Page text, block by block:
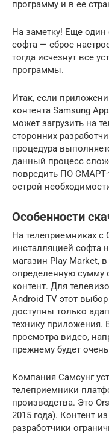
программу и в ее
На заметку! Еще один
софта — сброс
тогда исчезнут все
программы.
Итак, если
контента Samsung
может загрузить на
сторонних
процедура
данный процесс
повредить ПО СМАРТ-
острой
Особенности
На телеприемниках
инсталляцией софта
магазин Play Market,
определенную сумму
контент. Для
Android TV этот
доступны только
технику
просмотра видео,
прежнему будет
Компания Самсунг
телеприемники
производства. Это
2015 года). Контент
разработчики